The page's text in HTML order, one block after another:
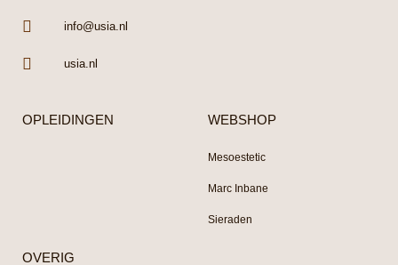
info@usia.nl
usia.nl
OPLEIDINGEN WEBSHOP
Mesoestetic
Marc Inbane
Sieraden
OVERIG